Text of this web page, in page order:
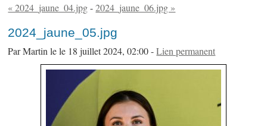
« 2024_jaune_04.jpg - 2024_jaune_06.jpg »
2024_jaune_05.jpg
Par Martin le le 18 juillet 2024, 02:00 -Lien permanent